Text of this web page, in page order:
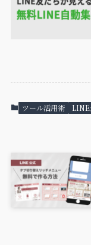
ツール活用術 LINE